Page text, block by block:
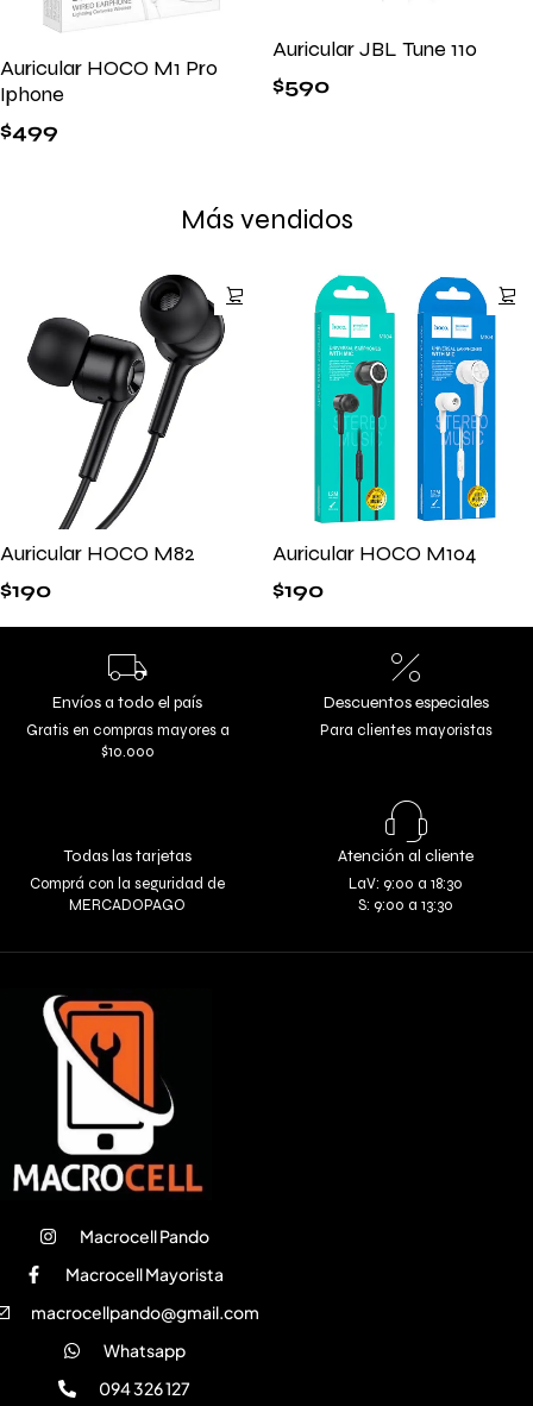
Auricular HOCO M1 Pro
Iphone
$499
Auricular JBL Tune 110
$590
Más vendidos
Auricular HOCO M82
$190
Auricular HOCO M104
$190
Envíos a todo el país
Gratis en compras mayores a
$10.000
Descuentos especiales
Para clientes mayoristas
Todas las tarjetas
Comprá con la seguridad de
MERCADOPAGO
Atención al cliente
LaV: 9:00 a 18:30
S: 9:00 a 13:30
Macrocell Pando
Macrocell Mayorista
macrocellpando@gmail.com
Whatsapp
094 326 127